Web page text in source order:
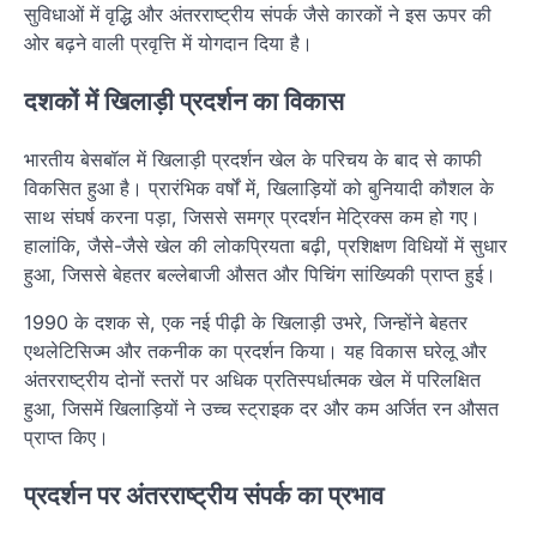
सुविधाओं में वृद्धि और अंतरराष्ट्रीय संपर्क जैसे कारकों ने इस ऊपर की
ओर बढ़ने वाली प्रवृत्ति में योगदान दिया है।
दशकों में खिलाड़ी प्रदर्शन का विकास
भारतीय बेसबॉल में खिलाड़ी प्रदर्शन खेल के परिचय के बाद से काफी
विकसित हुआ है। प्रारंभिक वर्षों में, खिलाड़ियों को बुनियादी कौशल के
साथ संघर्ष करना पड़ा, जिससे समग्र प्रदर्शन मेट्रिक्स कम हो गए।
हालांकि, जैसे-जैसे खेल की लोकप्रियता बढ़ी, प्रशिक्षण विधियों में सुधार
हुआ, जिससे बेहतर बल्लेबाजी औसत और पिचिंग सांख्यिकी प्राप्त हुई।
1990 के दशक से, एक नई पीढ़ी के खिलाड़ी उभरे, जिन्होंने बेहतर
एथलेटिसिज्म और तकनीक का प्रदर्शन किया। यह विकास घरेलू और
अंतरराष्ट्रीय दोनों स्तरों पर अधिक प्रतिस्पर्धात्मक खेल में परिलक्षित
हुआ, जिसमें खिलाड़ियों ने उच्च स्ट्राइक दर और कम अर्जित रन औसत
प्राप्त किए।
प्रदर्शन पर अंतरराष्ट्रीय संपर्क का प्रभाव